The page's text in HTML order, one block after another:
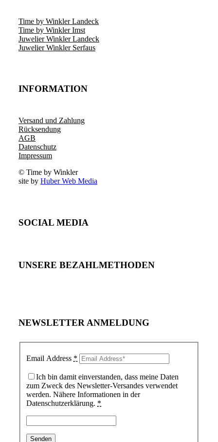
Time by Winkler Landeck
Time by Winkler Imst
Juwelier Winkler Landeck
Juwelier Winkler Serfaus
INFORMATION
Versand und Zahlung
Rücksendung
AGB
Datenschutz
Impressum
© Time by Winkler
site by Huber Web Media
SOCIAL MEDIA
UNSERE BEZAHLMETHODEN
NEWSLETTER ANMELDUNG
Email Address *
Ich bin damit einverstanden, dass meine Daten
zum Zweck des Newsletter-Versandes verwendet
werden. Nähere Informationen in der
Datenschutzerklärung. *